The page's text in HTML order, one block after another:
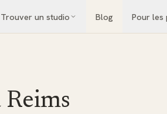
Trouver un studio Blog Pour les
Reims